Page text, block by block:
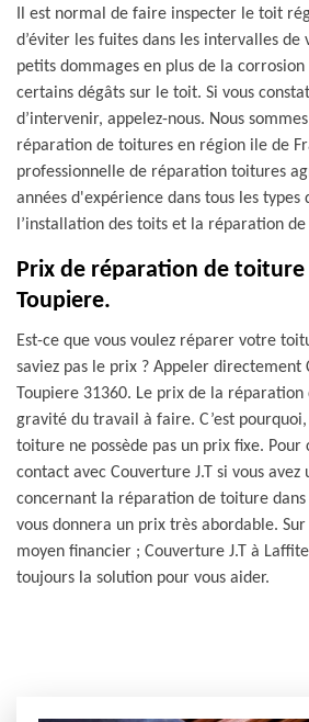
Il est normal de faire inspecter le toit
d’éviter les fuites dans les intervalles de
petits dommages en plus de la
certains dégâts sur le toit. Si vous
d’intervenir, appelez-nous. Nous
réparation de toitures en région ile de
professionnelle de réparation toitures
années d'expérience dans tous les
l’installation des toits et la réparation
Prix de réparation de toiture
Toupiere.
Est-ce que vous voulez réparer votre
saviez pas le prix ? Appeler directement
Toupiere 31360. Le prix de la
gravité du travail à faire. C’est
toiture ne possède pas un prix fixe.
contact avec Couverture J.T si vous
concernant la réparation de toiture dans
vous donnera un prix très abordable.
moyen financier ; Couverture J.T à
toujours la solution pour vous aider.